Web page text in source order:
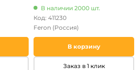
В наличии 2000 шт.
Код: 411230
Feron (Россия)
В корзину
Заказ в 1 клик